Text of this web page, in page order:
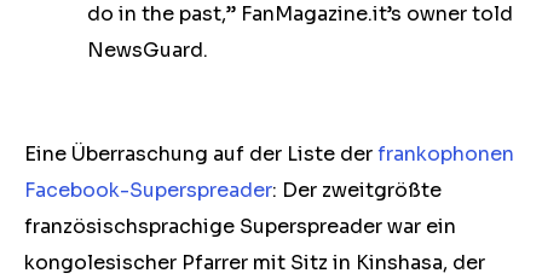
do in the past,” FanMagazine.it’s owner told
NewsGuard.
Eine Überraschung auf der Liste derfrankophonen
Facebook-Superspreader: Der zweitgrößte
französischsprachige Superspreader war ein
kongolesischer Pfarrer mit Sitz in Kinshasa, der